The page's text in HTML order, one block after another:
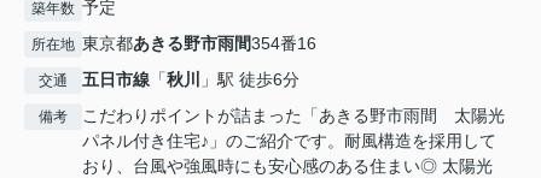
築年数 予定
所在地 東京都あきる野市雨間354番16
交通 五日市線 「秋川 」駅 徒歩6分
備考
こだわりポイントが詰まった「あきる野市雨間 太陽光
パネル付き住宅♪」のご紹介です。耐風構造を採用して
おり、台風や強風時にも安心感のある住まい◎ 太陽光